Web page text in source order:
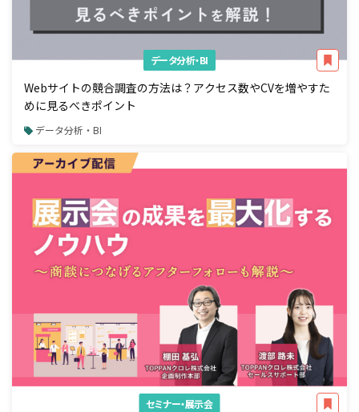
データ分析・BI
Webサイトの競合調査の方法は？アクセス数やCVを増やすた
めに見るべきポイント
データ分析・BI
セミナー・展示会